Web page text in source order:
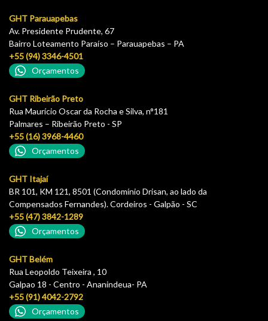
GHT Parauapebas
Av. Presidente Prudente, 67
Bairro Loteamento Paraíso – Parauapebas – PA
+55 (94) 3346-4501
Orçamentos
GHT Ribeirão Preto
Rua Maurício Oscar da Rocha e Silva, n°181
Palmares – Ribeirão Preto - SP
+55 (16) 3968-4460
Orçamentos
GHT Itajaí
BR 101, KM 121, 8501 (Condomínio Drisan, ao lado da
Compensados Fernandes). Cordeiros - Galpão - SC
+55 (47) 3842-1289
Orçamentos
GHT Belém
Rua Leopoldo Teixeira , 10
Galpao 18 - Centro - Ananindeua- PA
+55 (91) 4042-2792
Orçamentos